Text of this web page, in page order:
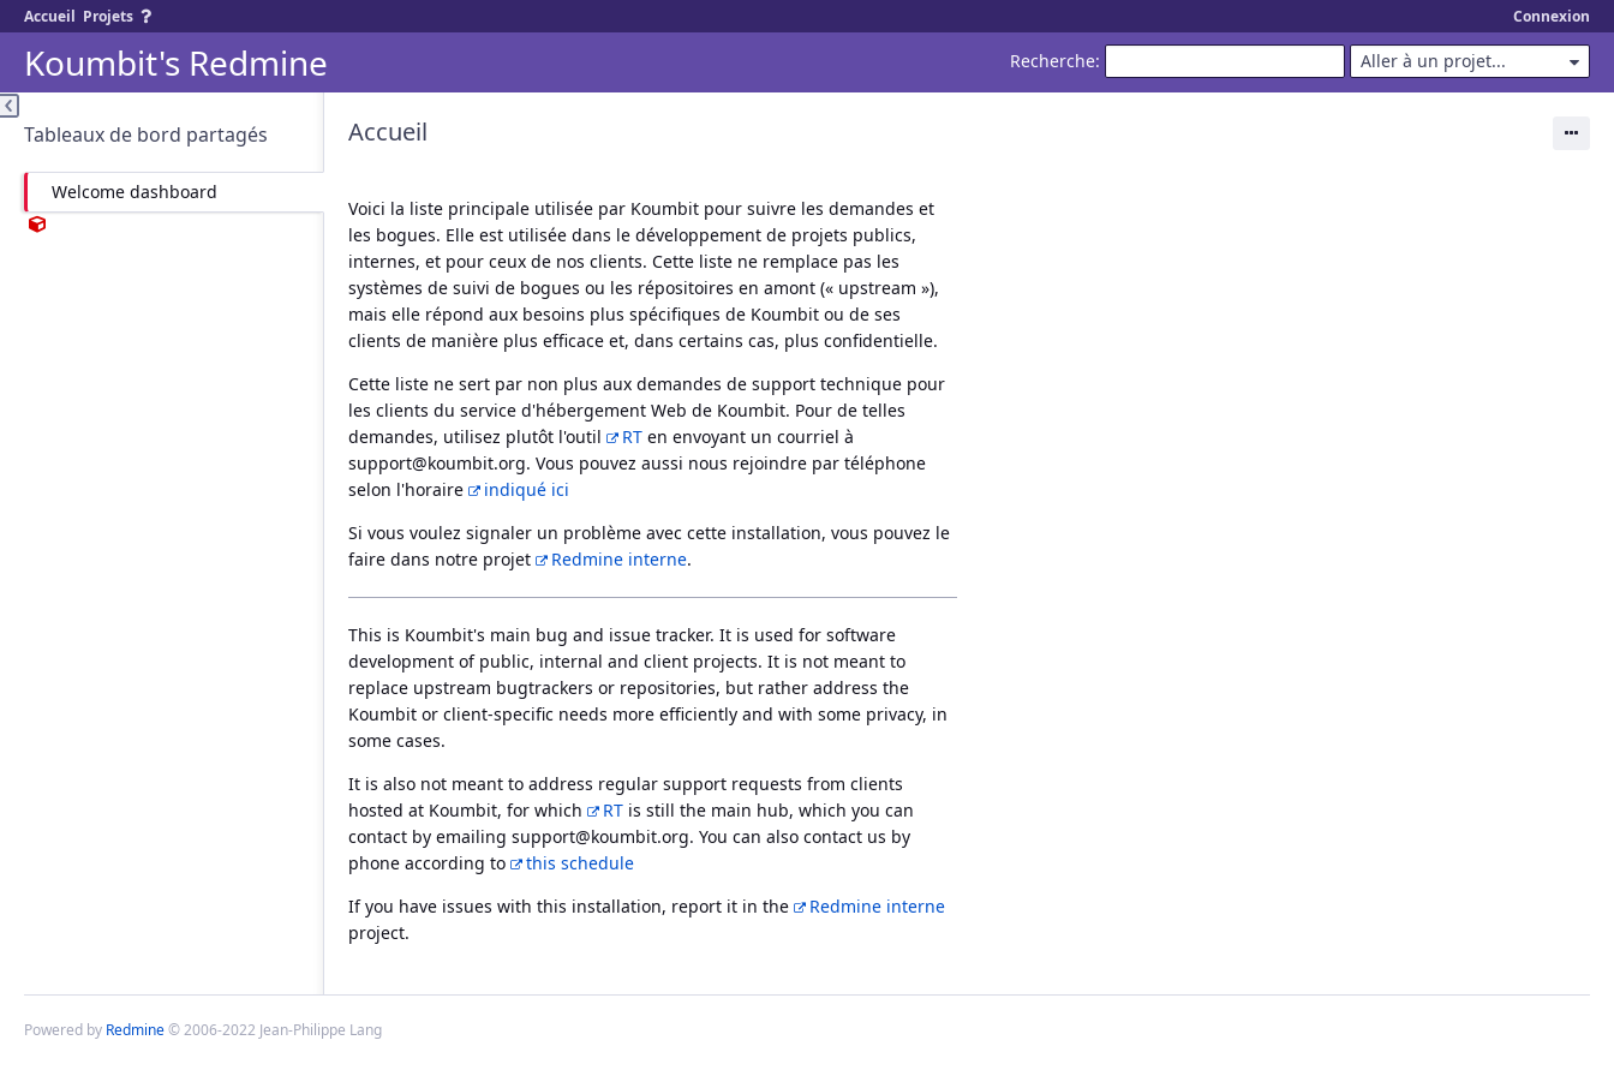
Connexion
Accueil Projets
Recherche: Aller à un projet...
Koumbit's Redmine
Tableaux de bord partagés
Welcome dashboard
Accueil
Voici la liste principale utilisée par Koumbit pour suivre les demandes et
les bogues. Elle est utilisée dans le développement de projets publics,
internes, et pour ceux de nos clients. Cette liste ne remplace pas les
systèmes de suivi de bogues ou les répositoires en amont (« upstream »),
mais elle répond aux besoins plus spécifiques de Koumbit ou de ses
clients de manière plus efficace et, dans certains cas, plus confidentielle.
Cette liste ne sert par non plus aux demandes de support technique pour
les clients du service d'hébergement Web de Koumbit. Pour de telles
demandes, utilisez plutôt l'outil
RT en envoyant un courriel à
support@koumbit.org. Vous pouvez aussi nous rejoindre par téléphone
selon l'horaire
indiqué ici
Si vous voulez signaler un problème avec cette installation, vous pouvez le
faire dans notre projet
Redmine interne.
This is Koumbit's main bug and issue tracker. It is used for software
development of public, internal and client projects. It is not meant to
replace upstream bugtrackers or repositories, but rather address the
Koumbit or client-specific needs more efficiently and with some privacy, in
some cases.
It is also not meant to address regular support requests from clients
hosted at Koumbit, for which
RT is still the main hub, which you can
contact by emailing support@koumbit.org. You can also contact us by
phone according to
this schedule
If you have issues with this installation, report it in the
Redmine interne
project.
Powered by Redmine© 2006-2022 Jean-Philippe Lang